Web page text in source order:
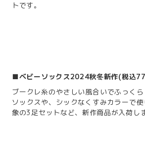
トです。
■ベビーソックス2024秋冬新作(税込
ブークレ糸のやさしい風合いでふっく
ソックスや、シックなくすみカラーで
象の3足セットなど、新作商品が入荷し